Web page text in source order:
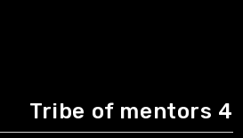
Tribe of mentors 4